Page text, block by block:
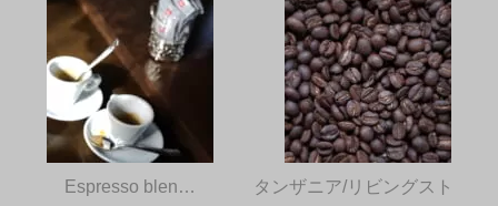
Espresso blen…
タンザニア/リビングスト